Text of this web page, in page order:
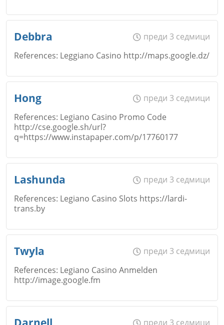
Коментар*
Email
Коментар*
Откажи
Debbra
преди 3 седмици
References: Leggiano Casino http://maps.google.dz/
Email
Коментар*
Hong
преди 3 седмици
References: Legiano Casino Promo Code
http://cse.google.sh/url?
q=https://www.instapaper.com/p/17760177
Email
Коментар*
Lashunda
преди 3 седмици
References: Legiano Casino Slots https://lardi-
trans.by
Email
Twyla
преди 3 седмици
References: Legiano Casino Anmelden
http://image.google.fm
преди 3 седмици